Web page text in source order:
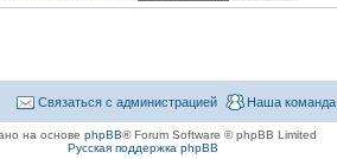
Наша команда
Связаться с администрацией
на основе phpBB® Forum Software © phpBB Limited
Русская поддержка phpBB